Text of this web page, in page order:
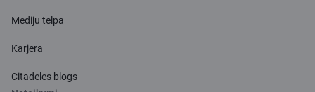
Mediju telpa
Karjera
Citadeles blogs